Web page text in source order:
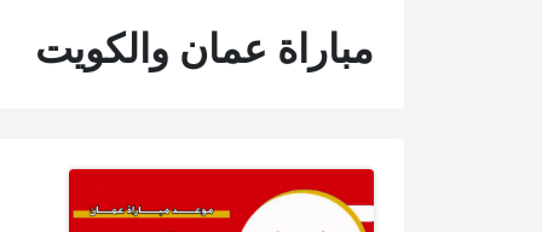
مباراة عمان والكويت